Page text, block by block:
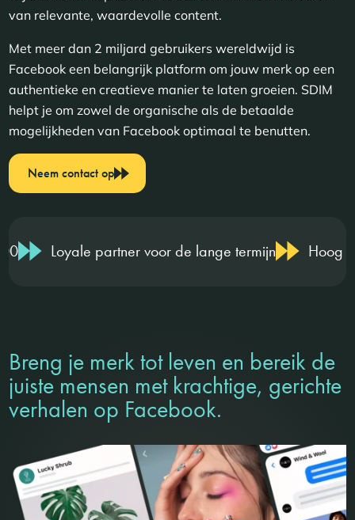
van relevante, waardevolle content.
Met meer dan 2 miljard gebruikers wereldwijd is
Facebook een belangrijk platform om jouw merk op een
authentieke en creatieve manier te laten groeien. SDIM
helpt je om zowel de organische als de betaalde
mogelijkheden van Facebook optimaal te benutten.
Neem contact op
voor de lange termijn Hoog kennisniveau
Breng je merk tot leven en bereik de
juiste mensen met krachtige, gerichte
verhalen op Facebook.